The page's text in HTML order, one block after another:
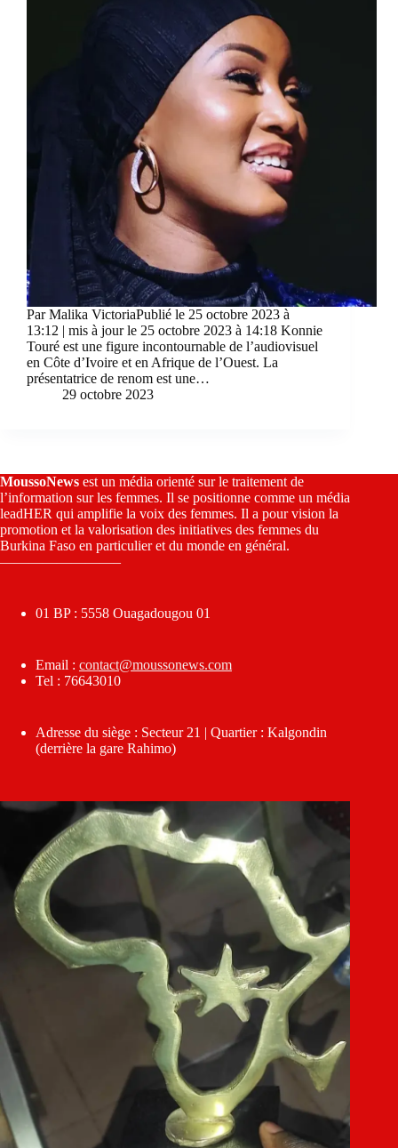
Par Malika VictoriaPublié le 25 octobre 2023 à
13:12 | mis à jour le 25 octobre 2023 à 14:18 Konnie
Touré est une figure incontournable de l’audiovisuel
en Côte d’Ivoire et en Afrique de l’Ouest. La
présentatrice de renom est une…
29 octobre 2023
MoussoNews est un média orienté sur le traitement de
l’information sur les femmes. Il se positionne comme un média
leadHER qui amplifie la voix des femmes. Il a pour vision la
promotion et la valorisation des initiatives des femmes du
Burkina Faso en particulier et du monde en général.
————————–
01 BP : 5558 Ouagadougou 01
Email : contact@moussonews.com
Tel : 76643010
Adresse du siège : Secteur 21 | Quartier : Kalgondin
(derrière la gare Rahimo)